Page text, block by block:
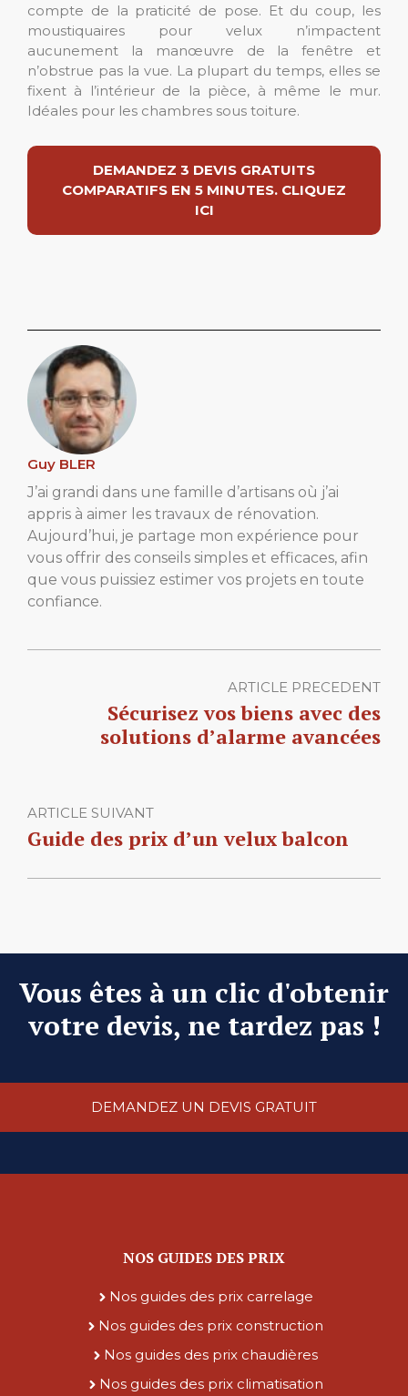
compte de la praticité de pose. Et du coup, les
moustiquaires pour velux n’impactent
aucunement la manœuvre de la fenêtre et
n’obstrue pas la vue. La plupart du temps, elles se
fixent à l’intérieur de la pièce, à même le mur.
Idéales pour les chambres sous toiture.
DEMANDEZ 3 DEVIS GRATUITS
COMPARATIFS EN 5 MINUTES. CLIQUEZ
ICI
Guy BLER
J’ai grandi dans une famille d’artisans où j’ai
appris à aimer les travaux de rénovation.
Aujourd’hui, je partage mon expérience pour
vous offrir des conseils simples et efficaces, afin
que vous puissiez estimer vos projets en toute
confiance.
ARTICLE PRECEDENT
Sécurisez vos biens avec des
solutions d’alarme avancées
ARTICLE SUIVANT
Guide des prix d’un velux balcon
Vous êtes à un clic d'obtenir
votre devis, ne tardez pas !
DEMANDEZ UN DEVIS GRATUIT
NOS GUIDES DES PRIX
Nos guides des prix carrelage
Nos guides des prix construction
Nos guides des prix chaudières
Nos guides des prix climatisation